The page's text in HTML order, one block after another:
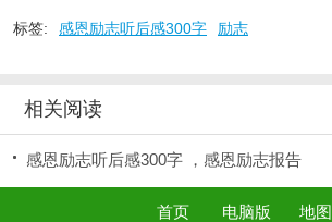
标签: 感恩励志听后感300字 励志
相关阅读
感恩励志听后感300字 ，感恩励志报告
首页 电脑版 地图